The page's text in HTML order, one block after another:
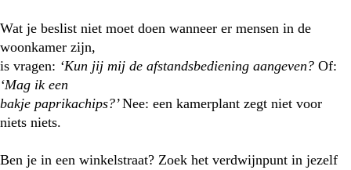
Wat je beslist niet moet doen wanneer er mensen in de
woonkamer zijn,
is vragen: ‘Kun jij mij de afstandsbediening aangeven? Of:
‘Mag ik een
bakje paprikachips?’Nee: een kamerplant zegt niet voor
niets niets.
Ben je in een winkelstraat? Zoek het verdwijnpunt in jezelf